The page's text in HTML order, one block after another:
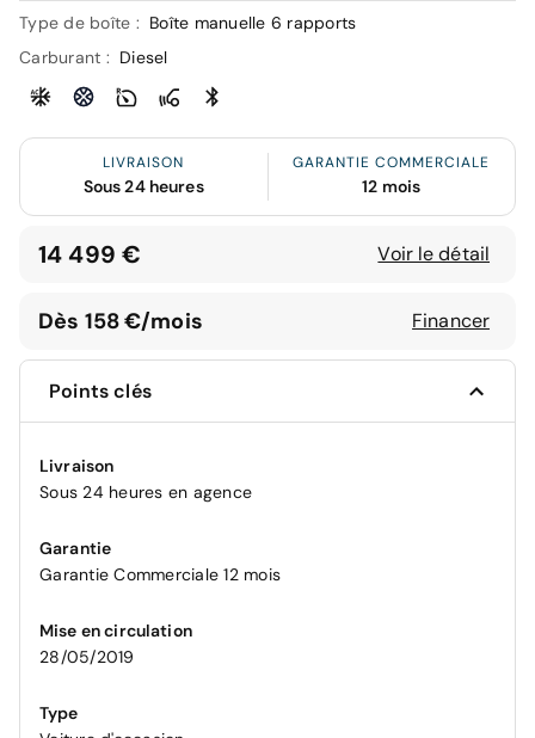
Type de boîte : Boîte manuelle 6 rapports
Carburant : Diesel
LIVRAISON
Sous 24 heures
GARANTIE COMMERCIALE
12 mois
14 499 € Voir le détail
Dès 158 €/mois Financer
Points clés
Livraison
Sous 24 heures en agence
Garantie
Garantie Commerciale 12 mois
Mise en circulation
28/05/2019
Type